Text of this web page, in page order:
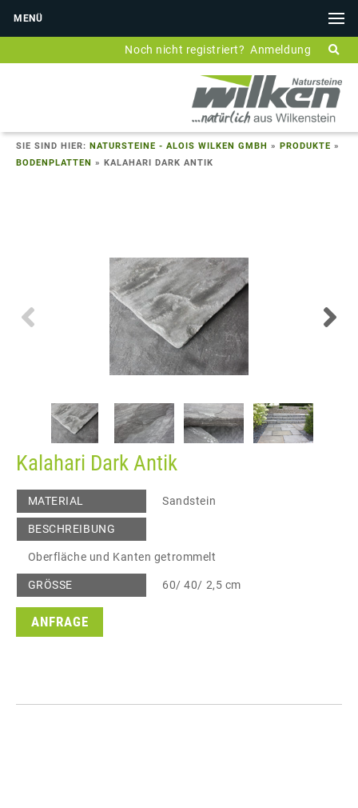
MENÜ
Anmeldung
Noch nicht registriert?
SIE SIND HIER: NATURSTEINE - ALOIS WILKEN GMBH » PRODUKTE »
BODENPLATTEN » KALAHARI DARK ANTIK
Kalahari Dark Antik
MATERIAL Sandstein
BESCHREIBUNG
Oberfläche und Kanten getrommelt
GRÖSSE 60/ 40/ 2,5 cm
ANFRAGE